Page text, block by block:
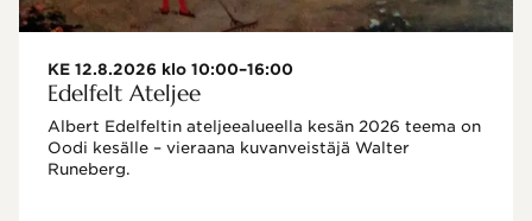
KE 12.8.2026 klo 10:00–16:00
Edelfelt Ateljee
Albert Edelfeltin ateljeealueella kesän 2026 teema on
Oodi kesälle – vieraana kuvanveistäjä Walter